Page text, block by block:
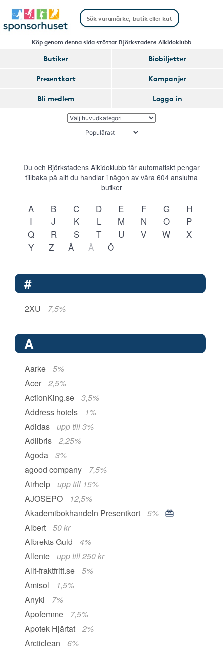
Köp genom denna sida stöttar Björkstadens Aikidoklubb
Butiker
Biobiljetter
Presentkort
Kampanjer
Bli medlem
Logga in
Du och Björkstadens Aikidoklubb får automatiskt pengar
tillbaka på allt du handlar i någon av våra 604 anslutna
butiker
A B C D E F G
H
I
J K L M N O
P
Q
R S T U V W
X
Y
Z Å Ä Ö
#
2XU 7,5%
A
Aarke
5%
Acer
2,5%
ActionKing.se
3,5%
Address hotels
1%
Adidas
upp till 3%
Adlibris
2,25%
Agoda
3%
agood company
7,5%
Airhelp
upp till 15%
AJOSEPO
12,5%
Akademibokhandeln Presentkort
5%
Albert
50 kr
Albrekts Guld
4%
Allente
upp till 250 kr
Allt-fraktfritt.se
5%
Amisol
1,5%
Anyki
7%
Apofemme
7,5%
Apotek Hjärtat
2%
Arcticlean
6%